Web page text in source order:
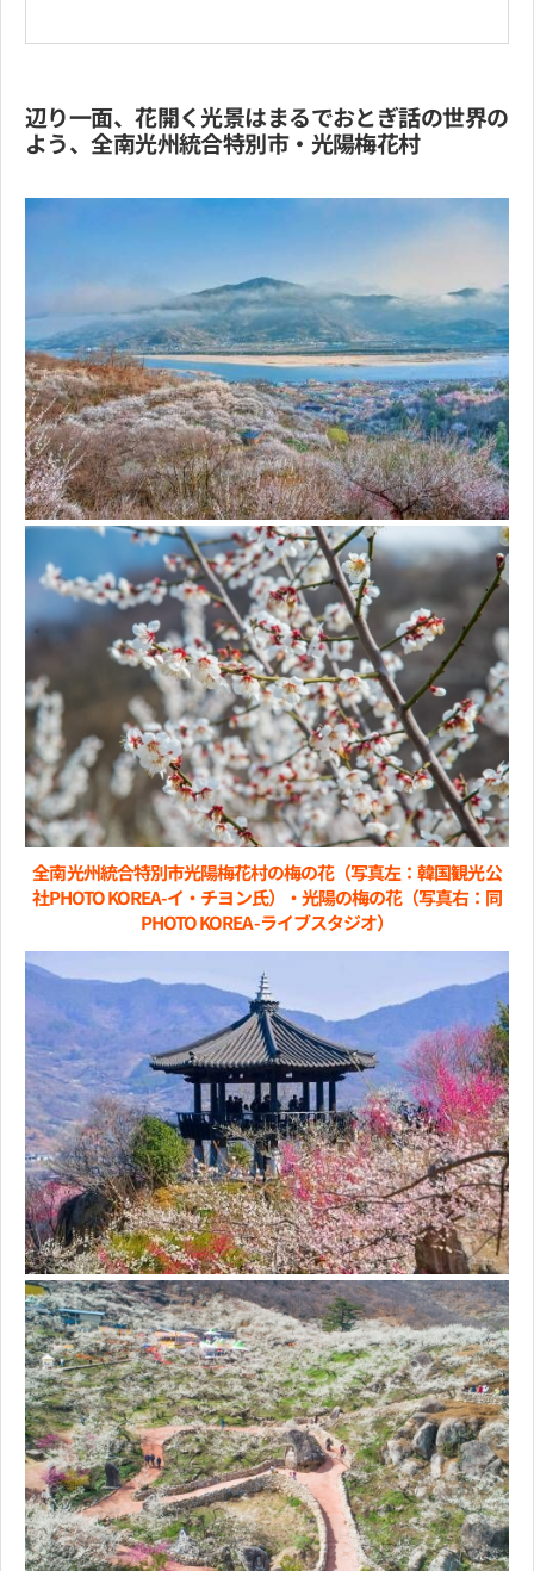
辺り一面、花開く光景はまるでおとぎ話の世界の
よう、全南光州統合特別市・光陽梅花村
全南光州統合特別市光陽梅花村の梅の花（写真左：韓国観光公
社PHOTO KOREA-イ・チヨン氏）・光陽の梅の花（写真右：同
PHOTO KOREA-ライブスタジオ）